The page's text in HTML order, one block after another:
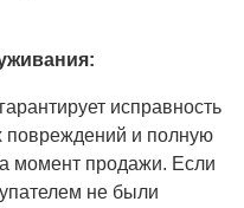
исправность
повреждений и полную
момент продажи. Если
не были